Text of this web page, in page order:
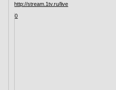
http://stream.1tv.ru/live
0